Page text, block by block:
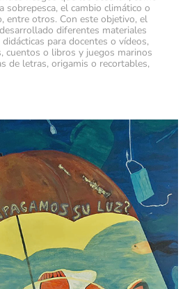
sobrepesca, el cambio climático o
entre otros. Con este objetivo, el
diferentes materiales
para docentes o vídeos,
cuentos o libros y juegos marinos
de letras, origamis o recortables,